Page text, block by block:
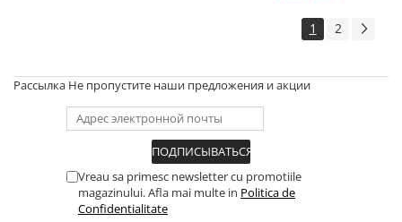
1 2
Рассылка Не пропустите наши предложения и акции
Vreau sa primesc newsletter cu promotiile
magazinului. Afla mai multe in Politica de
Confidentialitate